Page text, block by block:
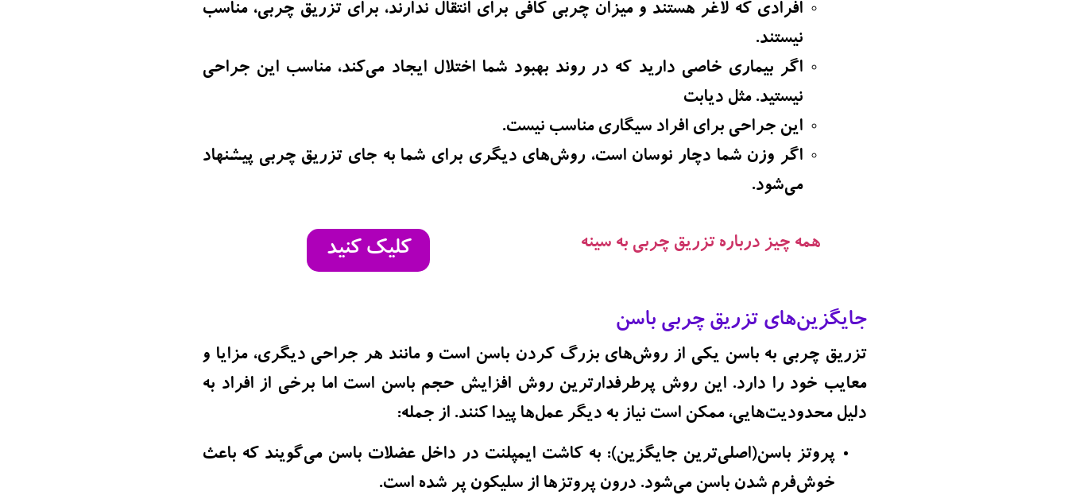
افرادی که لاغر هستند و میزان چربی کافی برای انتقال ندارند، برای تزریق چربی، مناسب
نیستند.
اگر بیماری خاصی دارید که در روند بهبود شما اختلال ایجاد می‌کند، مناسب این جراحی
نیستید. مثل دیابت
این جراحی برای افراد سیگاری مناسب نیست.
اگر وزن شما دچار نوسان است، روش‌های دیگری برای شما به جای تزریق چربی پیشنهاد
می‌شود.
همه چیز درباره تزریق چربی به سینه کلیک کنید
جایگزین‌های تزریق چربی باسن
تزریق چربی به باسن یکی از روش‌های بزرگ کردن باسن است و مانند هر جراحی دیگری، مزایا و
معایب خود را دارد. این روش پرطرفدارترین روش افزایش حجم باسن است اما برخی از افراد به
دلیل محدودیت‌هایی، ممکن است نیاز به دیگر عمل‌ها پیدا کنند. از جمله:
پروتز باسن(اصلی‌ترین جایگزین):به کاشت ایمپلنت در داخل عضلات باسن می‌گویند که باعث
خوش‌فرم شدن باسن می‌شود. درون پروتزها از سلیکون پر شده است.